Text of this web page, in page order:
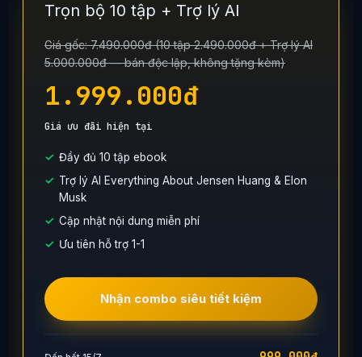
Trọn bộ 10 tập + Trợ lý AI
Giá gốc: 7.490.000đ (10 tập 2.490.000đ + Trợ lý AI
5.000.000đ — bán độc lập, không tặng kèm)
1.999.000đ
Giá ưu đãi hiện tại
Đầy đủ 10 tập ebook
Trợ lý AI Everything About Jensen Huang & Elon
Musk
Cập nhật nội dung miễn phí
Ưu tiên hỗ trợ 1-1
Nhận combo siêu tiết kiệm